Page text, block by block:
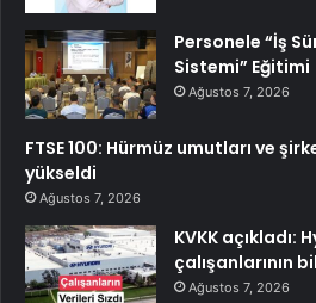
Personele “İş
Sistemi” Eğitimi
Ağustos 7, 2026
FTSE 100: Hürmüz umutları ve
yükseldi
Ağustos 7, 2026
KVKK açıkladı:
çalışanlarının
Ağustos 7, 2026